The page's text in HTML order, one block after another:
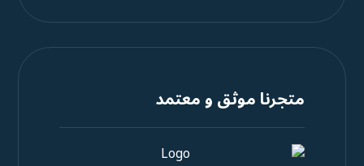
متجرنا موثق و معتمد